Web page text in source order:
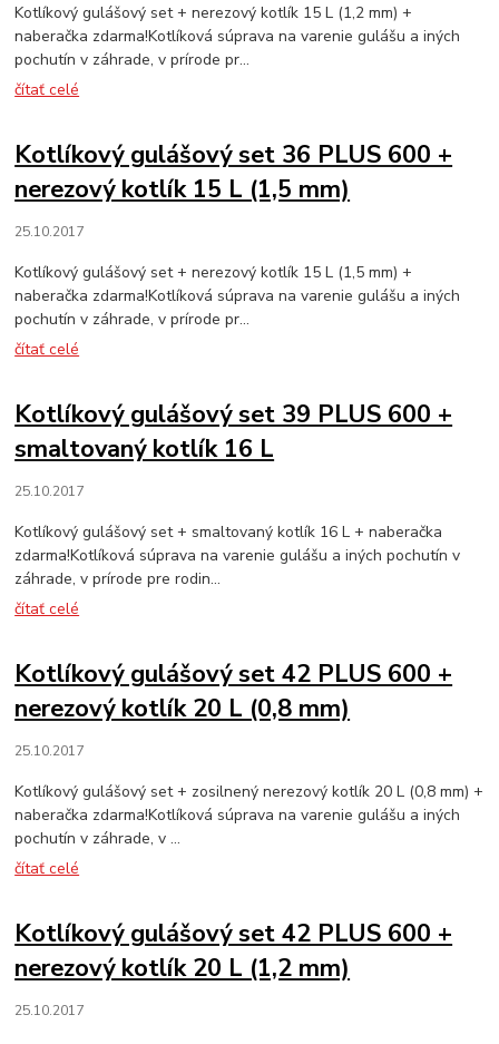
Kotlíkový gulášový set + nerezový kotlík 15 L (1,2 mm) +
naberačka zdarma!Kotlíková súprava na varenie gulášu a iných
pochutín v záhrade, v prírode pr...
čítať celé
Kotlíkový gulášový set 36 PLUS 600 +
nerezový kotlík 15 L (1,5 mm)
25.10.2017
Kotlíkový gulášový set + nerezový kotlík 15 L (1,5 mm) +
naberačka zdarma!Kotlíková súprava na varenie gulášu a iných
pochutín v záhrade, v prírode pr...
čítať celé
Kotlíkový gulášový set 39 PLUS 600 +
smaltovaný kotlík 16 L
25.10.2017
Kotlíkový gulášový set + smaltovaný kotlík 16 L + naberačka
zdarma!Kotlíková súprava na varenie gulášu a iných pochutín v
záhrade, v prírode pre rodin...
čítať celé
Kotlíkový gulášový set 42 PLUS 600 +
nerezový kotlík 20 L (0,8 mm)
25.10.2017
Kotlíkový gulášový set + zosilnený nerezový kotlík 20 L (0,8 mm) +
naberačka zdarma!Kotlíková súprava na varenie gulášu a iných
pochutín v záhrade, v ...
čítať celé
Kotlíkový gulášový set 42 PLUS 600 +
nerezový kotlík 20 L (1,2 mm)
25.10.2017